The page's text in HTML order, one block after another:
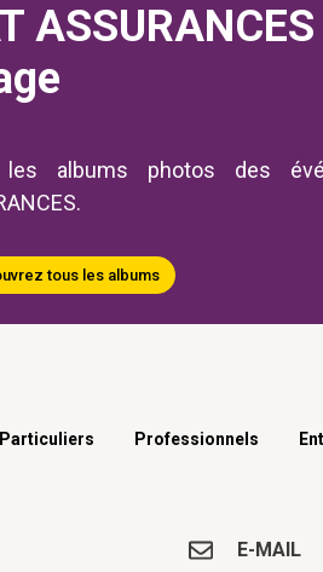
les albums photos des
tous les albums
Particuliers Professionnels
E-MAIL